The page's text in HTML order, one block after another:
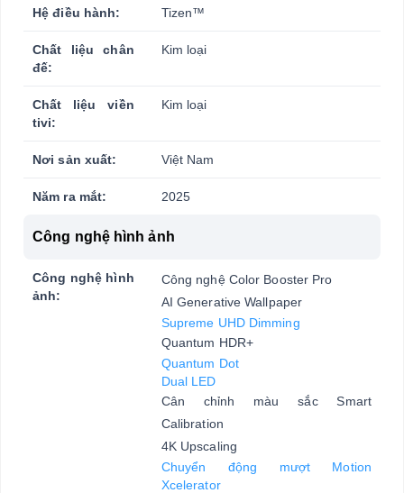
Hệ điều hành: Tizen™
Chất liệu chân
đế:
Kim loại
Chất liệu viền
tivi:
Kim loại
Nơi sản xuất: Việt Nam
Năm ra mắt: 2025
Công nghệ hình ảnh
Công nghệ hình
ảnh:
Công nghệ Color Booster Pro
AI Generative Wallpaper
Supreme UHD Dimming
Quantum HDR+
Quantum Dot
Dual LED
Cân chỉnh màu sắc Smart
Calibration
4K Upscaling
Chuyển động mượt Motion
Xcelerator